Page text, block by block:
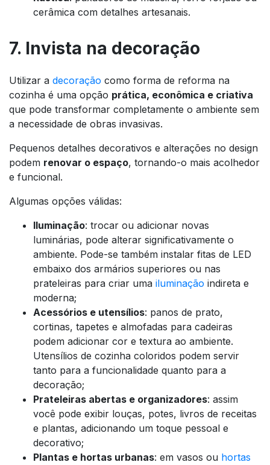
cerâmica com detalhes artesanais.
7. Invista na decoração
Utilizar a decoração como forma de reforma na
cozinha é uma opção prática, econômica e criativa
que pode transformar completamente o ambiente sem
a necessidade de obras invasivas.
Pequenos detalhes decorativos e alterações no design
podem renovar o espaço, tornando-o mais acolhedor
e funcional.
Algumas opções válidas:
Iluminação: trocar ou adicionar novas
luminárias, pode alterar significativamente o
ambiente. Pode-se também instalar fitas de LED
embaixo dos armários superiores ou nas
prateleiras para criar uma iluminação indireta e
moderna;
Acessórios e utensílios: panos de prato,
cortinas, tapetes e almofadas para cadeiras
podem adicionar cor e textura ao ambiente.
Utensílios de cozinha coloridos podem servir
tanto para a funcionalidade quanto para a
decoração;
Prateleiras abertas e organizadores: assim
você pode exibir louças, potes, livros de receitas
e plantas, adicionando um toque pessoal e
decorativo;
Plantas e hortas urbanas: em vasos ou hortas